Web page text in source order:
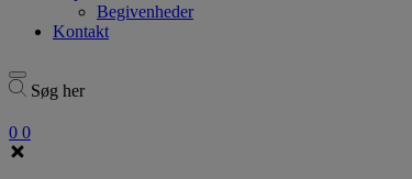
Begivenheder
Kontakt
Søg her
0 0